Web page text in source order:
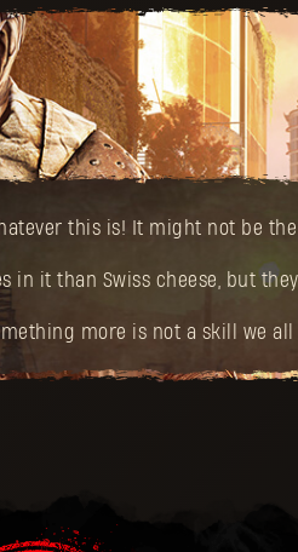
this is! It might not be
in it than Swiss cheese, but
more is not a skill we